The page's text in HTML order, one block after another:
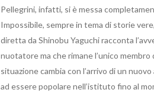
Pellegrini, infatti, si è messa
Impossibile, sempre in tema di storie
diretta da Shinobu Yaguchi racconta
nuotatore ma che rimane l’unico
situazione cambia con l’arrivo di un
ad essere popolare nell’istituto fino al